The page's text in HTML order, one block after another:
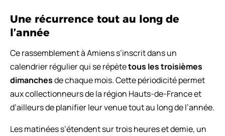
Une récurrence tout au long de
l’année
Ce rassemblement à Amiens s’inscrit dans un
calendrier régulier qui se répètetous les troisièmes
dimanchesde chaque mois. Cette périodicité permet
aux collectionneurs de la région Hauts-de-France et
d’ailleurs de planifier leur venue tout au long de l’année.
Les matinées s’étendent sur trois heures et demie, un